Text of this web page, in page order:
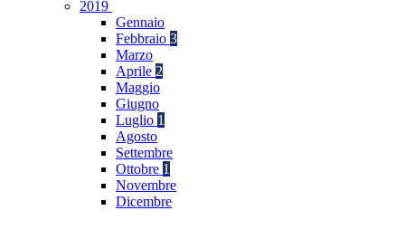
2019
Gennaio
Febbraio 3
Marzo
Aprile 2
Maggio
Giugno
Luglio 1
Agosto
Settembre
Ottobre 1
Novembre
Dicembre